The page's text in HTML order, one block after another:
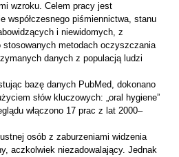
wzroku. Celem pracy jest
współczesnego piśmiennictwa, stanu
i niewidomych, z
stosowanych metodach oczyszczania
danych z populacją ludzi
bazę danych PubMed, dokonano
słów kluczowych: „oral hygiene”
włączono 17 prac z lat 2000–
osób z zaburzeniami widzenia
aczkolwiek niezadowalający. Jednak